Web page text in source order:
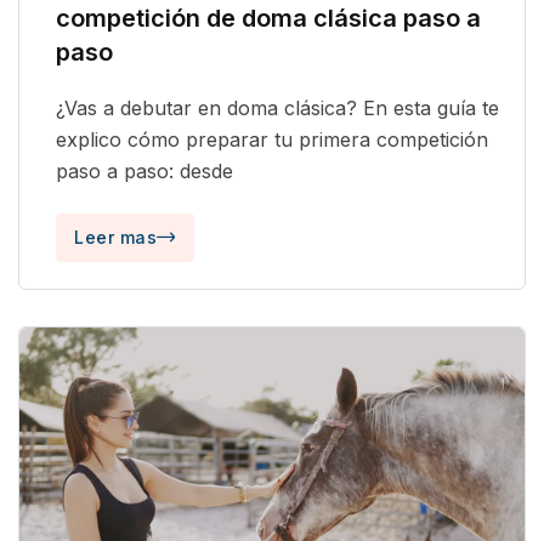
competición de doma clásica paso a
paso
¿Vas a debutar en doma clásica? En esta guía te
explico cómo preparar tu primera competición
paso a paso: desde
Leer mas